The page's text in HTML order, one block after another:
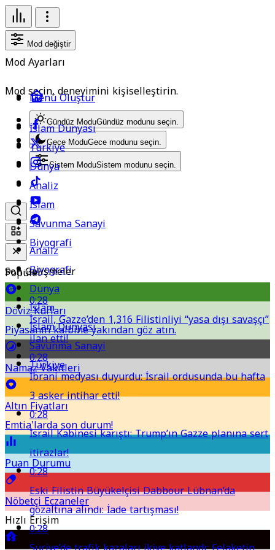
Mod değiştir
Mod Ayarları
Mod seçin, deneyimini kişiselleştirin.
Gündüz ModuGündüz modunu seçin.
Gece ModuGece modunu seçin.
Sistem ModuSistem modunu seçin.
Popüler
Döviz Kurları
Piyasanın kalbine yakından göz atın.
Namaz Vakitleri
Altın Fiyatları
Emtia'larda son durum!
Puan Durumu
Nöbetçi Eczaneler
Hızlı Erişim
Menü Oluştur
Analiz
Biyografi
Dünya
İslam
İslam Dünyası
Savunma Sanayi
Türkiye
İslam Dünyası
Türkiye
Dünya
Analiz
İslam
Savunma Sanayi
Biyografi
Son Gelişmeler
0:28
İsrail, Gazze’den 1,316 Filistinliyi “yasa dışı savaşçı”
ilan etti!
0:28
İbrani medyası duyurdu: İsrail ordusunda bu hafta
3 asker intihar etti!
0:28
İsrail Kabinesi karıştı: Trump’ın Gazze planına sert
itirazlar!
0:28
Eski Filistin Büyükelçisi Dabbour Lübnan’da
gözaltına alındı: İade tartışması!
0:28